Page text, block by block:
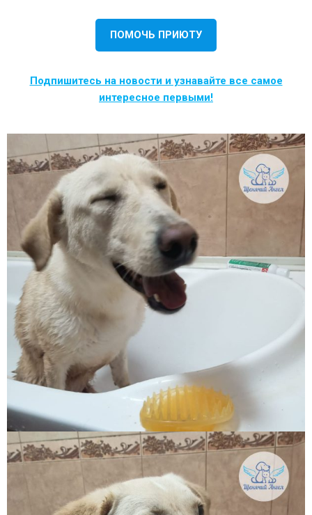
ПОМОЧЬ ПРИЮТУ
Подпишитесь на новости и узнавайте все самое
интересное первыми!